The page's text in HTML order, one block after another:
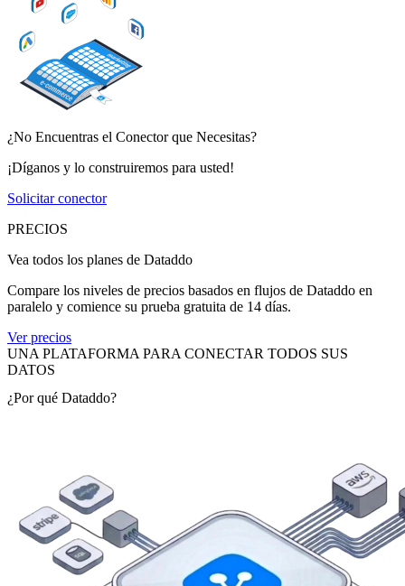
¿No Encuentras el Conector que Necesitas?
¡Díganos y lo construiremos para usted!
Solicitar conector
PRECIOS
Vea todos los planes de Dataddo
Compare los niveles de precios basados en flujos de Dataddo en
paralelo y comience su prueba gratuita de 14 días.
Ver precios
UNA PLATAFORMA PARA CONECTAR TODOS SUS
DATOS
¿Por qué Dataddo?